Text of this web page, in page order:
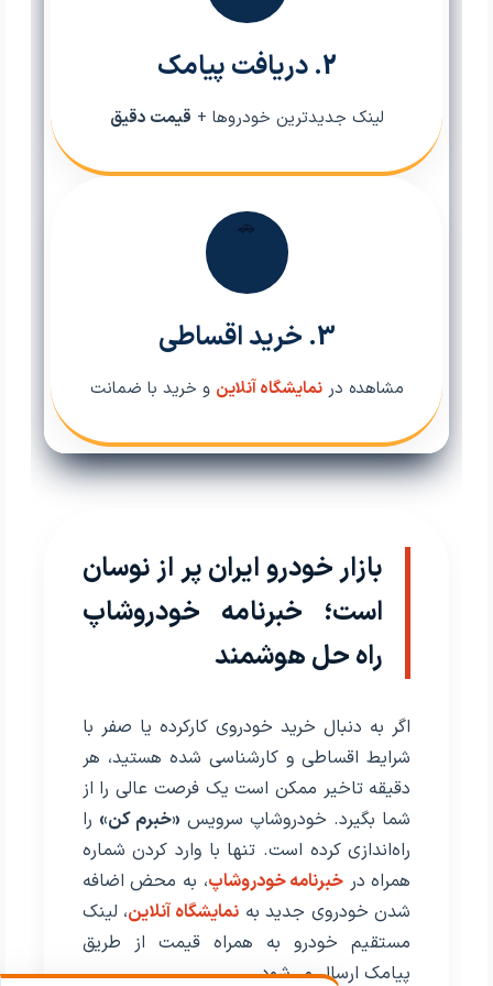
2. دریافت پیامک
لینک جدیدترین خودروها + قیمت دقیق
🚗
3. خرید اقساطی
مشاهده درنمایشگاه آنلاین و خرید با ضمانت
بازار خودرو ایران پر از نوسان
است؛ خبرنامه خودروشاپ
راه حل هوشمند
اگر به دنبال خرید خودروی کارکرده یا صفر با
شرایط اقساطی و کارشناسی شده هستید، هر
دقیقه تاخیر ممکن است یک فرصت عالی را از
شما بگیرد. خودروشاپ سرویس «خبرم کن» را
راه‌اندازی کرده است. تنها با وارد کردن شماره
همراه در خبرنامه خودروشاپ، به محض اضافه
شدن خودروی جدید بهنمایشگاه آنلاین، لینک
مستقیم خودرو به همراه قیمت از طریق
پیامک ارسال می‌شود.